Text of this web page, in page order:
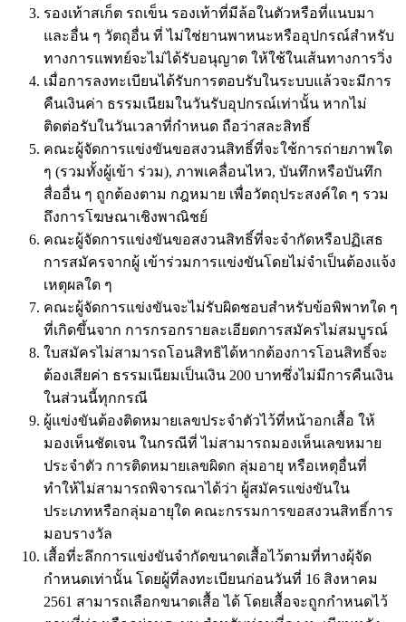
รองเท้าสเก็ต รถเข็น รองเท้าที่มีล้อในตัวหรือที่แนบมา
และอื่น ๆ วัตถุอื่น ที่ ไม่ใช่ยานพาหนะหรืออุปกรณ์สำหรับ
ทางการแพทย์จะไม่ได้รับอนุญาต ให้ใช้ในเส้นทางการวิ่ง
เมื่อการลงทะเบียนได้รับการตอบรับในระบบแล้วจะมีการ
คืนเงินค่า ธรรมเนียมในวันรับอุปกรณ์เท่านั้น หากไม่
ติดต่อรับในวันเวลาที่กำหนด ถือว่าสละสิทธิ์
คณะผู้จัดการแข่งขันขอสงวนสิทธิ์ที่จะใช้การถ่ายภาพใด
ๆ (รวมทั้งผู้เข้า ร่วม), ภาพเคลื่อนไหว, บันทึกหรือบันทึก
สื่ออื่น ๆ ถูกต้องตาม กฎหมาย เพื่อวัตถุประสงค์ใด ๆ รวม
ถึงการโฆษณาเชิงพาณิชย์
คณะผู้จัดการแข่งขันขอสงวนสิทธิ์ที่จะจำกัดหรือปฏิเสธ
การสมัครจากผู้ เข้าร่วมการแข่งขันโดยไม่จำเป็นต้องแจ้ง
เหตุผลใด ๆ
คณะผู้จัดการแข่งขันจะไม่รับผิดชอบสำหรับข้อพิพาทใด ๆ
ที่เกิดขึ้นจาก การกรอกรายละเอียดการสมัครไม่สมบูรณ์
ใบสมัครไม่สามารถโอนสิทธิได้หากต้องการโอนสิทธิ์จะ
ต้องเสียค่า ธรรมเนียมเป็นเงิน 200 บาทซึ่งไม่มีการคืนเงิน
ในส่วนนี้ทุกกรณี
ผู้แข่งขันต้องติดหมายเลขประจำตัวไว้ที่หน้าอกเสื้อ ให้
มองเห็นชัดเจน ในกรณีที่ ไม่สามารถมองเห็นเลขหมาย
ประจำตัว การติดหมายเลขผิดก ลุ่มอายุ หรือเหตุอื่นที่
ทำให้ไม่สามารถพิจารณาได้ว่า ผู้สมัครแข่งขันใน
ประเภทหรือกลุ่มอายุใด คณะกรรมการขอสงวนสิทธิ์การ
มอบรางวัล
เสื้อที่ะลึกการแข่งขันจำกัดขนาดเสื้อไว้ตามที่ทางผุ้จัด
กำหนดเท่านั้น โดยผู้ที่ลงทะเบียนก่อนวันที่ 16 สิงหาคม
2561 สามารถเลือกขนาดเสื้อ ได้ โดยเสื้อจะถูกกำหนดไว้